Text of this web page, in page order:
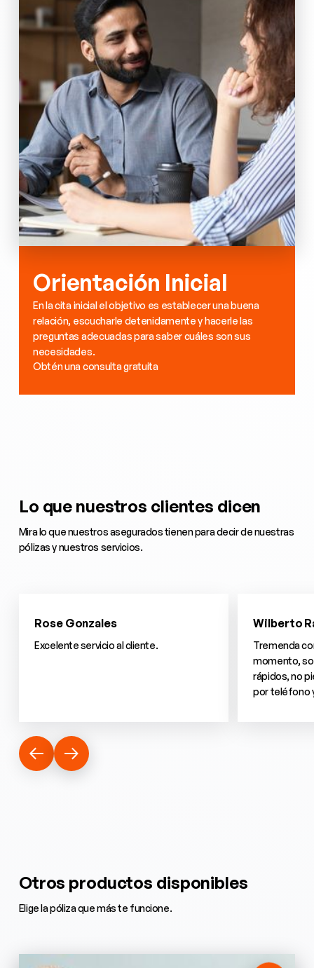
Orientación Inicial
En la cita inicial el objetivo es establecer una buena
relación, escucharle detenidamente y hacerle las
preguntas adecuadas para saber cuáles son sus
necesidades.
Obtén una consulta gratuita
Lo que nuestros clientes dicen
Mira lo que nuestros asegurados tienen para decir de nuestras
pólizas y nuestros servicios.
Rose Gonzales
Excelente servicio al cliente.
Wilberto
Tremenda
momento,
rápidos, no
por teléfono
Otros productos disponibles
Elige la póliza que más te funcione.